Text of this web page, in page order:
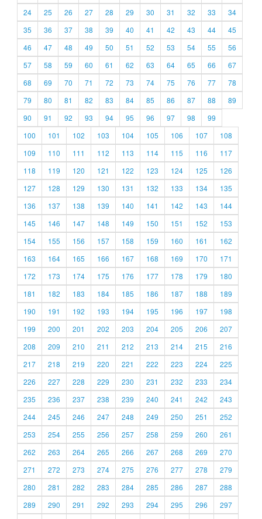
24
25 26 27 28 29 30 31 32 33
34
35
36 37 38 39 40 41 42 43 44
45
46
47 48 49 50 51 52 53 54 55
56
57
58 59 60 61 62 63 64 65 66
67
68
69 70 71 72 73 74 75 76 77
78
79
80 81 82 83 84 85 86 87 88
89
90
91 92 93 94 95 96 97 98
99
100
101 102 103 104 105 106 107
108
109
110 111 112 113 114 115 116
117
118
119 120 121 122 123 124 125
126
127
128 129 130 131 132 133 134
135
136
137 138 139 140 141 142 143
144
145
146 147 148 149 150 151 152
153
154
155 156 157 158 159 160 161
162
163
164 165 166 167 168 169 170
171
172
173 174 175 176 177 178 179
180
181
182 183 184 185 186 187 188
189
190
191 192 193 194 195 196 197
198
199
200 201 202 203 204 205 206
207
208
209 210 211 212 213 214 215
216
217
218 219 220 221 222 223 224
225
226
227 228 229 230 231 232 233
234
235
236 237 238 239 240 241 242
243
244
245 246 247 248 249 250 251
252
253
254 255 256 257 258 259 260
261
262
263 264 265 266 267 268 269
270
271
272 273 274 275 276 277 278
279
280
281 282 283 284 285 286 287
288
289
290 291 292 293 294 295 296
297